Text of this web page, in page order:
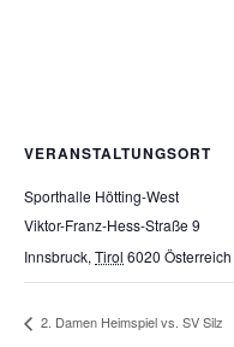
VERANSTALTUNGSORT
Sporthalle Hötting-West
Viktor-Franz-Hess-Straße 9
Innsbruck, Tirol 6020 Österreich
2. Damen Heimspiel vs. SV Silz